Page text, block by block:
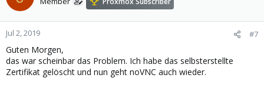
Jul 2, 2019 #7
Guten Morgen,
das war scheinbar das Problem. Ich habe das selbsterstellte
Zertifikat gelöscht und nun geht noVNC auch wieder.